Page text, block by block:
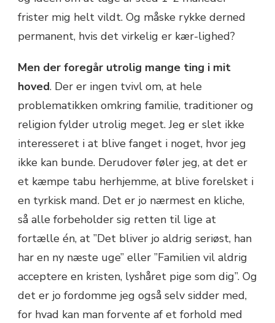
frister mig helt vildt. Og måske rykke derned
permanent, hvis det virkelig er kær-lighed?
Men der foregår utrolig mange ting i mit
hoved. Der er ingen tvivl om, at hele
problematikken omkring familie, traditioner og
religion fylder utrolig meget. Jeg er slet ikke
interesseret i at blive fanget i noget, hvor jeg
ikke kan bunde. Derudover føler jeg, at det er
et kæmpe tabu herhjemme, at blive forelsket i
en tyrkisk mand. Det er jo nærmest en kliche,
så alle forbeholder sig retten til lige at
fortælle én, at ”Det bliver jo aldrig seriøst, han
har en ny næste uge” eller ”Familien vil aldrig
acceptere en kristen, lyshåret pige som dig”. Og
det er jo fordomme jeg også selv sidder med,
for hvad kan man forvente af et forhold med